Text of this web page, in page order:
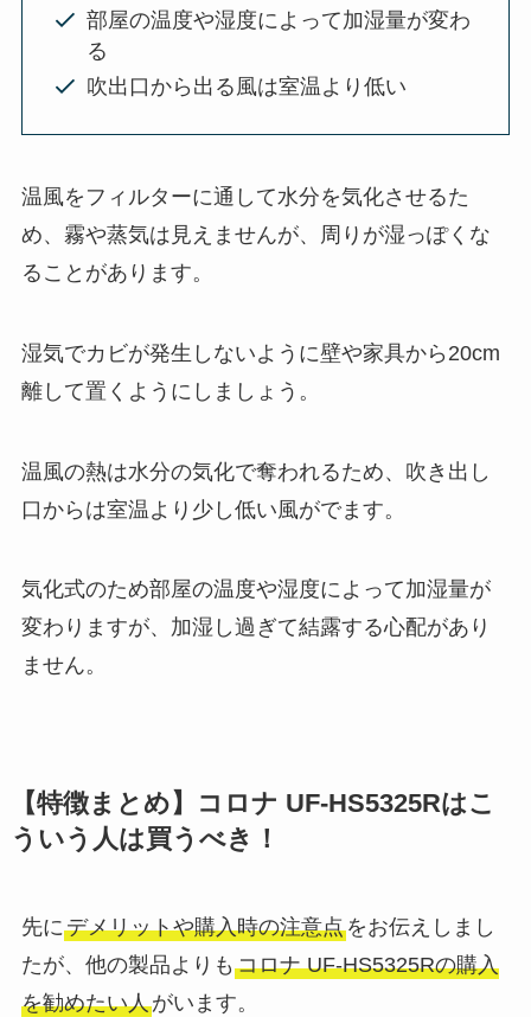
部屋の温度や湿度によって加湿量が変わ
る
吹出口から出る風は室温より低い
温風をフィルターに通して水分を気化させるた
め、霧や蒸気は見えませんが、周りが湿っぽくな
ることがあります。
湿気でカビが発生しないように壁や家具から20cm
離して置くようにしましょう。
温風の熱は水分の気化で奪われるため、吹き出し
口からは室温より少し低い風がでます。
気化式のため部屋の温度や湿度によって加湿量が
変わりますが、加湿し過ぎて結露する心配があり
ません。
【特徴まとめ】コロナ UF-HS5325Rはこ
ういう人は買うべき！
先にデメリットや購入時の注意点をお伝えしまし
たが、他の製品よりも コロナ UF-HS5325Rの購入
を勧めたい人がいます。